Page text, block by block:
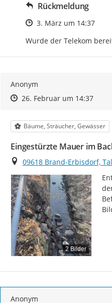
Rückmeldung
Zeitpunkt des Erstellens
3. März um 14:37
Wurde der Telekom
Anonym
Zeitpunkt des Erstellens
Zeitpunkt des Erstellens
26. Februar um 14:37Zur
Kategorie
Bäume, Sträucher, Gewässer
Eingestürzte Mauer im
Ort
09618 Brand-Erbisdorf,
2 Bilder
Anonym